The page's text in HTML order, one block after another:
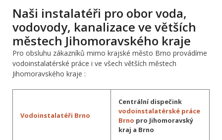
Naši instalatéři pro obor voda,
vodovody, kanalizace ve větších
městech Jihomoravského kraje
Pro obsluhu zákazníků mimo krajské město Brno provádíme
vodoinstalatérské práce i ve všech větších městech
Jihomoravského kraje :
Vodoinstalatéři Brno
Centrální dispečink
vodoinstalatérské práce
Brno pro Jihomoravský
kraj a Brno